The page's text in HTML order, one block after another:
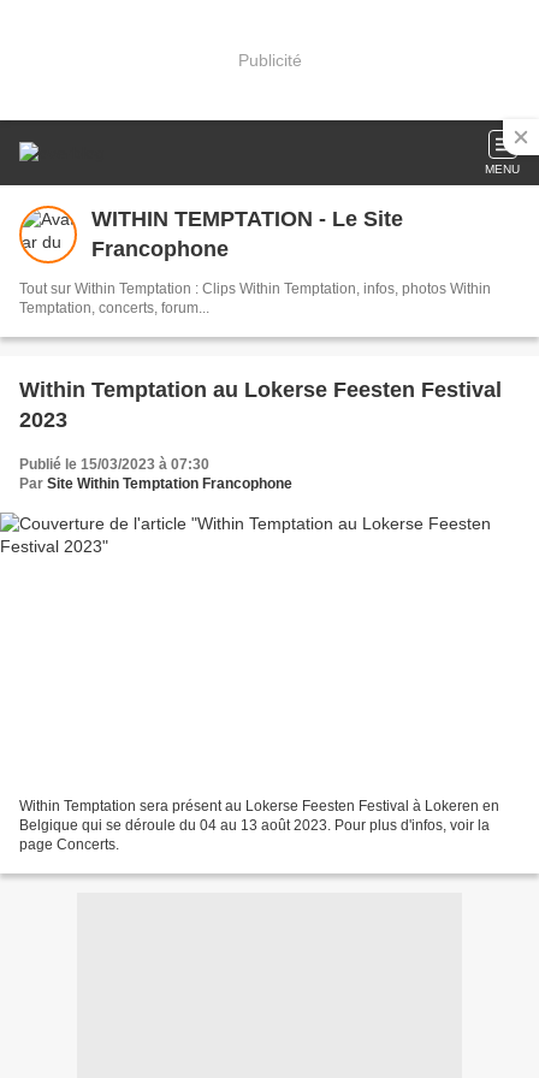
Publicité
MENU
WITHIN TEMPTATION - Le Site
Francophone
Tout sur Within Temptation : Clips Within Temptation, infos, photos Within
Temptation, concerts, forum...
Within Temptation au Lokerse Feesten Festival
2023
Publié le 15/03/2023 à 07:30
Par Site Within Temptation Francophone
Within Temptation sera présent au Lokerse Feesten Festival à Lokeren en
Belgique qui se déroule du 04 au 13 août 2023. Pour plus d'infos, voir la
page Concerts.